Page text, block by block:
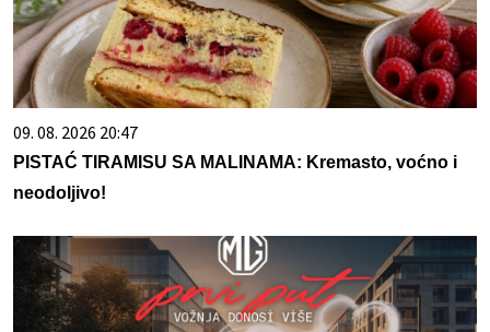
09. 08. 2026 20:47
PISTAĆ TIRAMISU SA MALINAMA: Kremasto, voćno i
neodoljivo!